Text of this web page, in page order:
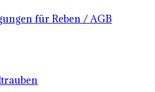
für Reben / AGB